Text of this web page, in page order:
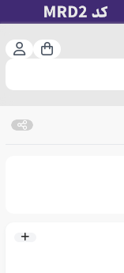
سبد